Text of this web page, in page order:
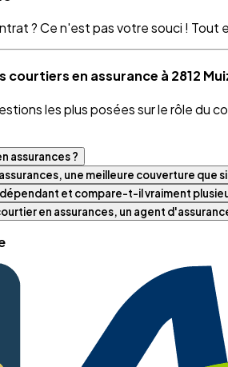
? Ce n'est pas votre souci !
en assurance à 2812
les plus posées sur le rôle du
assurances ?
une meilleure couverture que
et compare-t-il vraiment
en assurances, un agent